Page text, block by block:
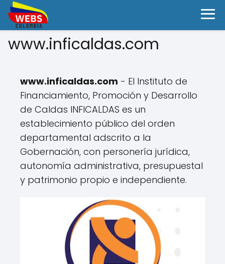
www.inficaldas.com
www.inficaldas.com - El Instituto de
Financiamiento, Promoción y Desarrollo
de Caldas INFICALDAS es un
establecimiento público del orden
departamental adscrito a la
Gobernación, con personería jurídica,
autonomía administrativa, presupuestal
y patrimonio propio e independiente.